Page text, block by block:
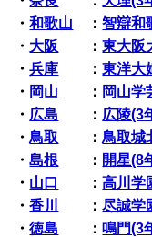
・和歌山 ：智辯和
・ 大阪 ：東大阪
・兵庫 ：東洋大
・ 岡山 ： 岡山学
・ 広島 ： 広陵(3
・鳥取 ：鳥取城
・島根 ： 開星(8
・ 山口 ：高川学
・香川 ：尽誠学
・徳島 ：鳴門(3